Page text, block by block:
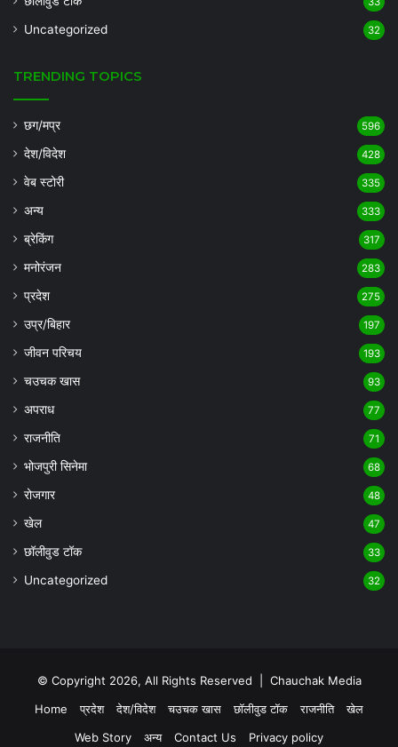
Uncategorized 32
TRENDING TOPICS
छग/मप्र 596
देश/विदेश 428
वेब स्टोरी 335
अन्य 333
ब्रेकिंग 317
मनोरंजन 283
प्रदेश 275
उप्र/बिहार 197
जीवन परिचय 193
चउचक खास 93
अपराध 77
राजनीति 71
भोजपुरी सिनेमा 68
रोजगार 48
खेल 47
छॉलीवुड टॉक 33
Uncategorized 32
© Copyright 2026, All Rights Reserved | Chauchak Media
Home
प्रदेश देश/विदेश चउचक खास छॉलीवुड टॉक राजनीति
खेल
Web Story
अन्य Contact Us Privacy policy